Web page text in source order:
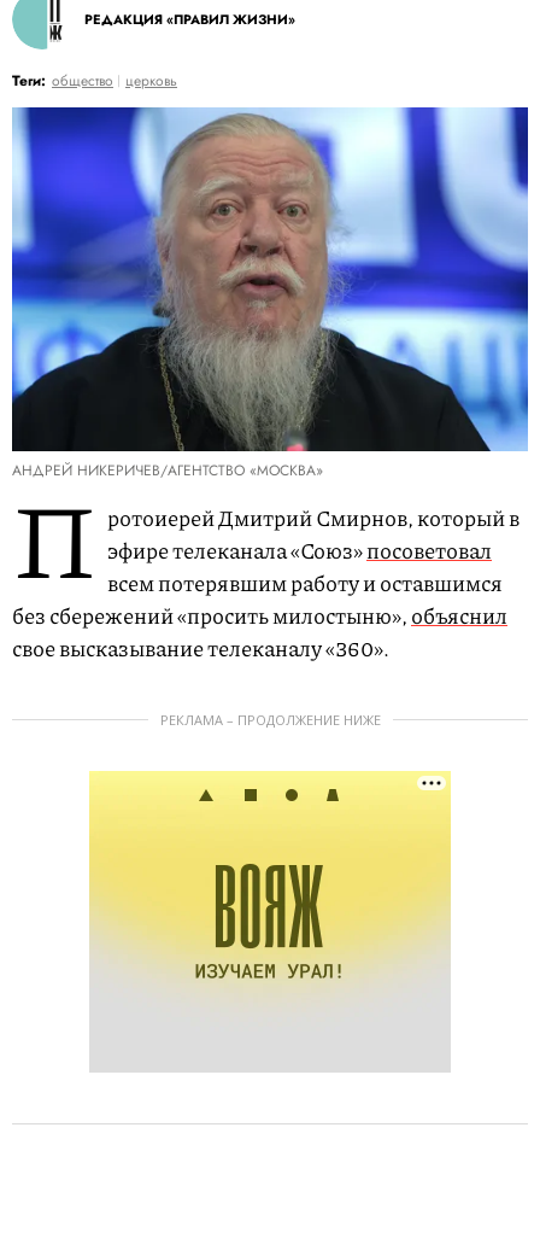
РЕДАКЦИЯ «ПРАВИЛ ЖИЗНИ»
Теги: общество церковь
АНДРЕЙ НИКЕРИЧЕВ/АГЕНТСТВО «МОСКВА»
П ротоиерей Дмитрий Смирнов, который в
эфире телеканала «Союз»посоветовал
всем потерявшим работу и оставшимся
без сбережений «просить милостыню»,объяснил
свое высказывание телеканалу «360».
РЕКЛАМА – ПРОДОЛЖЕНИЕ НИЖЕ